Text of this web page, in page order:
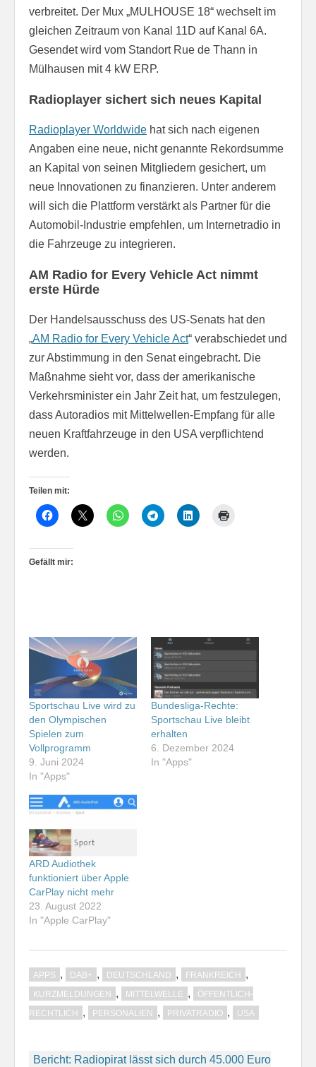
verbreitet. Der Mux „MULHOUSE 18“ wechselt im
gleichen Zeitraum von Kanal 11D auf Kanal 6A.
Gesendet wird vom Standort Rue de Thann in
Mülhausen mit 4 kW ERP.
Radioplayer sichert sich neues Kapital
Radioplayer Worldwide hat sich nach eigenen
Angaben eine neue, nicht genannte Rekordsumme
an Kapital von seinen Mitgliedern gesichert, um
neue Innovationen zu finanzieren. Unter anderem
will sich die Plattform verstärkt als Partner für die
Automobil-Industrie empfehlen, um Internetradio in
die Fahrzeuge zu integrieren.
AM Radio for Every Vehicle Act nimmt
erste Hürde
Der Handelsausschuss des US-Senats hat den
„AM Radio for Every Vehicle Act“ verabschiedet und
zur Abstimmung in den Senat eingebracht. Die
Maßnahme sieht vor, dass der amerikanische
Verkehrsminister ein Jahr Zeit hat, um festzulegen,
dass Autoradios mit Mittelwellen-Empfang für alle
neuen Kraftfahrzeuge in den USA verpflichtend
werden.
Teilen mit:
Gefällt mir:
Sportschau Live wird zu
den Olympischen
Spielen zum
Vollprogramm
9. Juni 2024
In "Apps"
Bundesliga-Rechte:
Sportschau Live bleibt
erhalten
6. Dezember 2024
In "Apps"
ARD Audiothek
funktioniert über Apple
CarPlay nicht mehr
23. August 2022
In "Apple CarPlay"
APPS , DAB+ , DEUTSCHLAND , FRANKREICH ,
KURZMELDUNGEN , MITTELWELLE ,
ÖFFENTLICH-
RECHTLICH , PERSONALIEN , PRIVATRADIO , USA
Beitragsnavigation
Bericht: Radiopirat lässt sich durch 45.000 Euro